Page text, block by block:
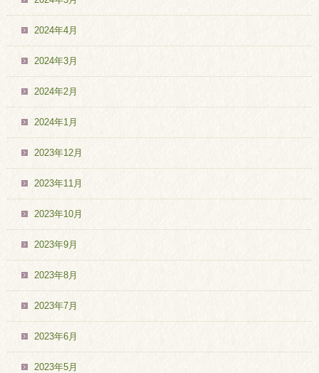
2024年4月
2024年3月
2024年2月
2024年1月
2023年12月
2023年11月
2023年10月
2023年9月
2023年8月
2023年7月
2023年6月
2023年5月